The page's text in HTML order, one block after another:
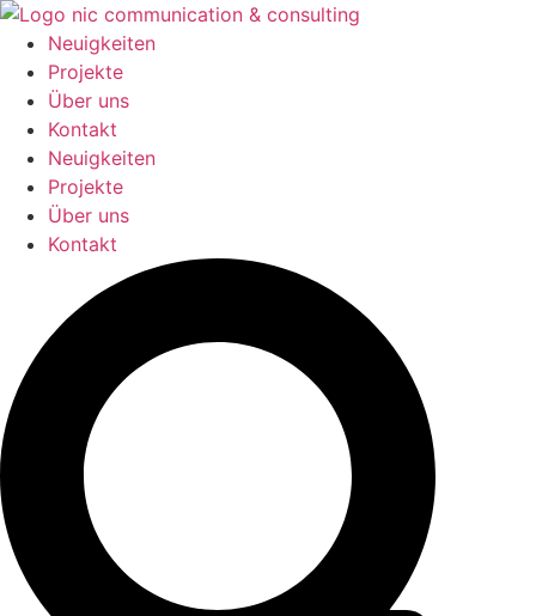
Zum
Inhalt
springen
Neuigkeiten
Projekte
Über uns
Kontakt
Neuigkeiten
Projekte
Über uns
Kontakt